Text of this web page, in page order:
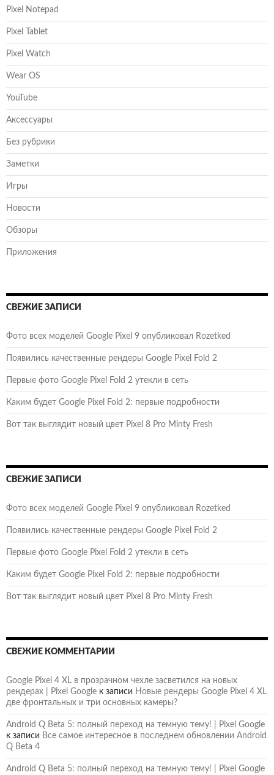
Pixel Notepad
Pixel Tablet
Pixel Watch
Wear OS
YouTube
Аксессуары
Без рубрики
Заметки
Игры
Новости
Обзоры
Приложения
СВЕЖИЕ ЗАПИСИ
Фото всех моделей Google Pixel 9 опубликовал Rozetked
Появились качественные рендеры Google Pixel Fold 2
Первые фото Google Pixel Fold 2 утекли в сеть
Каким будет Google Pixel Fold 2: первые подробности
Вот так выглядит новый цвет Pixel 8 Pro Minty Fresh
СВЕЖИЕ ЗАПИСИ
Фото всех моделей Google Pixel 9 опубликовал Rozetked
Появились качественные рендеры Google Pixel Fold 2
Первые фото Google Pixel Fold 2 утекли в сеть
Каким будет Google Pixel Fold 2: первые подробности
Вот так выглядит новый цвет Pixel 8 Pro Minty Fresh
СВЕЖИЕ КОММЕНТАРИИ
Google Pixel 4 XL в прозрачном чехле засветился на новых
рендерах | Pixel Google к записи Новые рендеры Google Pixel 4 XL
две фронтальных и три основных камеры?
Android Q Beta 5: полный переход на темную тему! | Pixel Google
к записи Все самое интересное в последнем обновлении Android
Q Beta 4
Android Q Beta 5: полный переход на темную тему! | Pixel Google